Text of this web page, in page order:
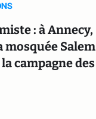
: à Annecy,
mosquée Salem
campagne des